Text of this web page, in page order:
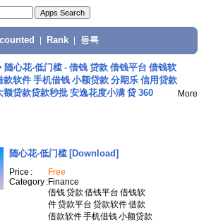
Rank 등록
随心花-低门槛 - 借钱 贷款 借钱平台 借钱软
软件 手机借钱 小额贷款 分期乐 信用贷款
贷款贷款秒批 安逸花度小满 贷 360
More
随心花-低门槛 [Download]
Price :
Free
Category :Finance
借钱 贷款 借钱平台 借钱软
件 贷款平台 贷款软件 借款
借款软件 手机借钱 小额贷款